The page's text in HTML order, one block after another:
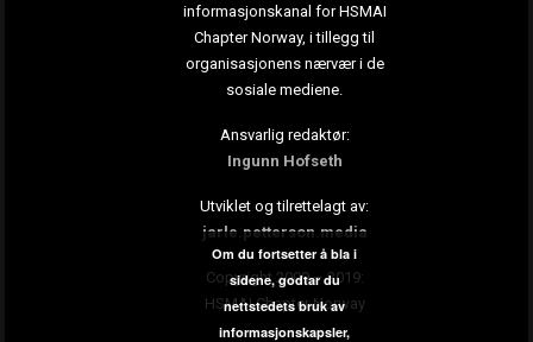
informasjonskanal for HSMAI
Chapter Norway, i tillegg til
organisasjonens nærvær i de
sosiale mediene.
Ansvarlig redaktør:
Ingunn Hofseth
Utviklet og tilrettelagt av:
jarle.petterson.media
Copyright 2009 – 2019:
HSMAI Chapter Norway
Om du fortsetter å bla i
sidene, godtar du
nettstedets bruk av
informasjonskapsler,